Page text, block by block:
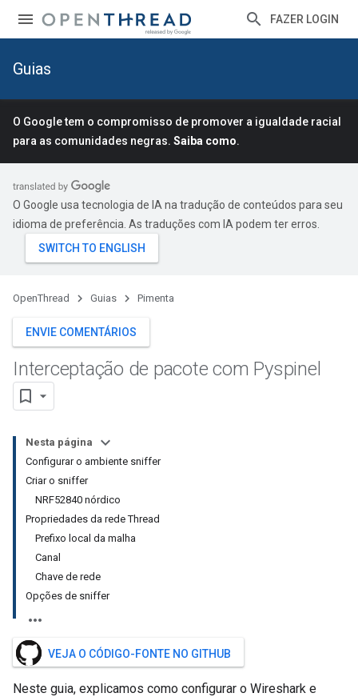
FAZER LOGIN
Guias
O Google tem o compromisso de promover a igualdade racial
para as comunidades negras. Saiba como.
O Google usa tecnologia de IA na tradução de conteúdos para seu
idioma de preferência. As traduções com IA podem ter erros.
OpenThread Guias Pimenta
ENVIE COMENTÁRIOS
Interceptação de pacote com Pyspinel
Nesta página
Configurar o ambiente sniffer
Criar o sniffer
NRF52840 nórdico
Propriedades da rede Thread
Prefixo local da malha
Canal
Chave de rede
Opções de sniffer
VEJA O CÓDIGO-FONTE NO GITHUB
Neste guia, explicamos como configurar o Wireshark e